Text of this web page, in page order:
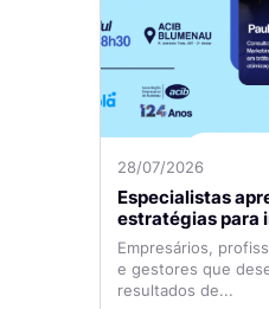
28/07/2026
Especialistas
estratégias para
tráfego pago
Empresários,
e gestores que
resultados de...